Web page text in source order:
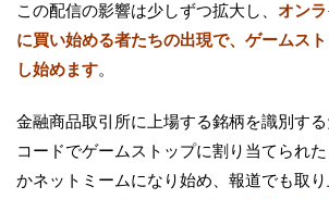
この配信の影響は少しずつ拡大し、 オン
に買い始める者たちの出現で、ゲームス
し始めます。
金融商品取引所に上場する銘柄を識別す
コードでゲームストップに割り当てられた
かネットミームになり始め、報道でも取